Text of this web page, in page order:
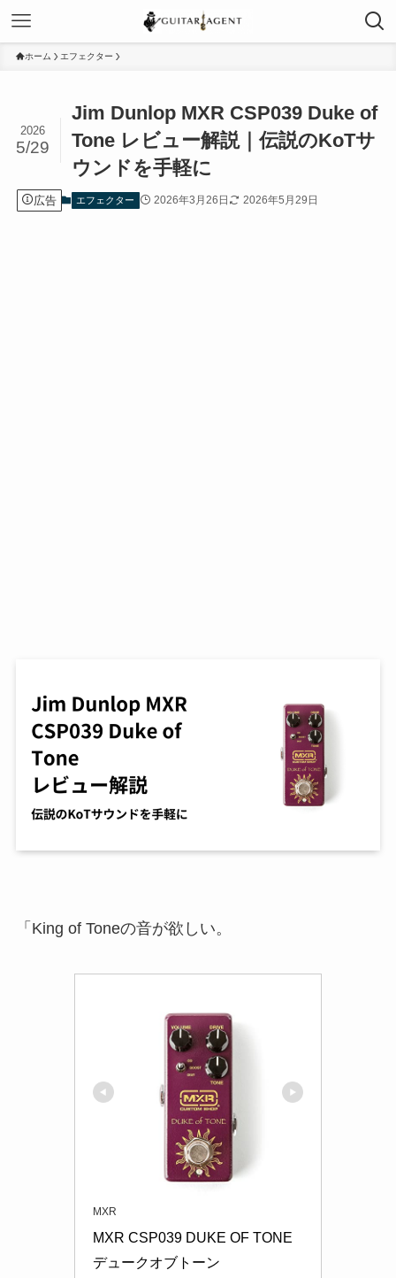
ホーム エフェクター
Jim Dunlop MXR CSP039 Duke of
Tone レビュー解説｜伝説のKoTサ
ウンドを手軽に
2026
5/29
広告 エフェクター 2026年3月26日 2026年5月29日
「King of Toneの音が欲しい。
MXR
MXR CSP039 DUKE OF TONE
デュークオブトーン